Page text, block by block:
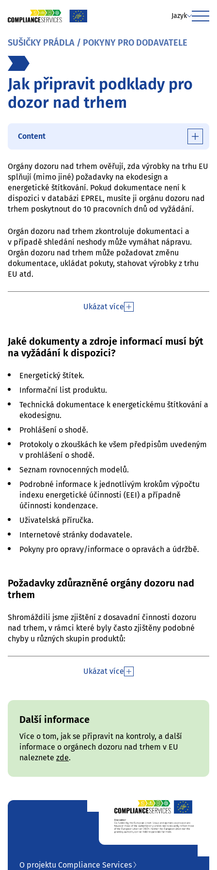
Jazyk
Menu
SUŠIČKY PRÁDLA / POKYNY PRO DODAVATELE
Jak připravit podklady pro
dozor nad trhem
Content
Orgány dozoru nad trhem ověřují, zda výrobky na trhu EU
splňují (mimo jiné) požadavky na ekodesign a
energetické štítkování. Pokud dokumentace není k
dispozici v databázi EPREL, musíte ji orgánu dozoru nad
trhem poskytnout do 10 pracovních dnů od vyžádání.
Orgán dozoru nad trhem zkontroluje dokumentaci a
v případě shledání neshody může vymáhat nápravu.
Orgán dozoru nad trhem může požadovat změnu
dokumentace, ukládat pokuty, stahovat výrobky z trhu
EU atd.
Ukázat více
Jaké dokumenty a zdroje informací musí být
na vyžádání k dispozici?
Energetický štítek.
Informační list produktu.
Technická dokumentace k energetickému štítkování a
ekodesignu.
Prohlášení o shodě.
Protokoly o zkouškách ke všem předpisům uvedeným
v prohlášení o shodě.
Seznam rovnocenných modelů.
Podrobné informace k jednotlivým krokům výpočtu
indexu energetické účinnosti (EEI) a případně
účinnosti kondenzace.
Uživatelská příručka.
Internetové stránky dodavatele.
Pokyny pro opravy/informace o opravách a údržbě.
Požadavky zdůrazněné orgány dozoru nad
trhem
Shromáždili jsme zjištění z dosavadní činnosti dozoru
nad trhem, v rámci které byly často zjištěny podobné
chyby u různých skupin produktů:
Ukázat více
Další informace
Více o tom, jak se připravit na kontroly, a další
informace o orgánech dozoru nad trhem v EU
naleznete zde.
O projektu Compliance Services